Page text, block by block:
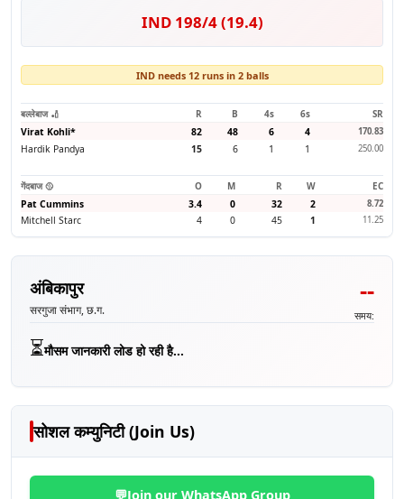
IND 198/4 (19.4)
IND needs 12 runs in 2 balls
बल्लेबाज 🏏 R B 4s 6s
SR
Virat Kohli* 82 48 6 4 170.83
Hardik Pandya 15 6 1 1 250.00
गेंदबाज 🥎 O M R W
EC
Pat Cummins
3.4 0 32 2 8.72
Mitchell Starc 4 0 45 1 11.25
अंबिकापुर
सरगुजा संभाग, छ.ग.
--
समय:
⏳मौसम जानकारी लोड हो रही है...
सोशल कम्युनिटी (Join Us)
💬Join our WhatsApp Group